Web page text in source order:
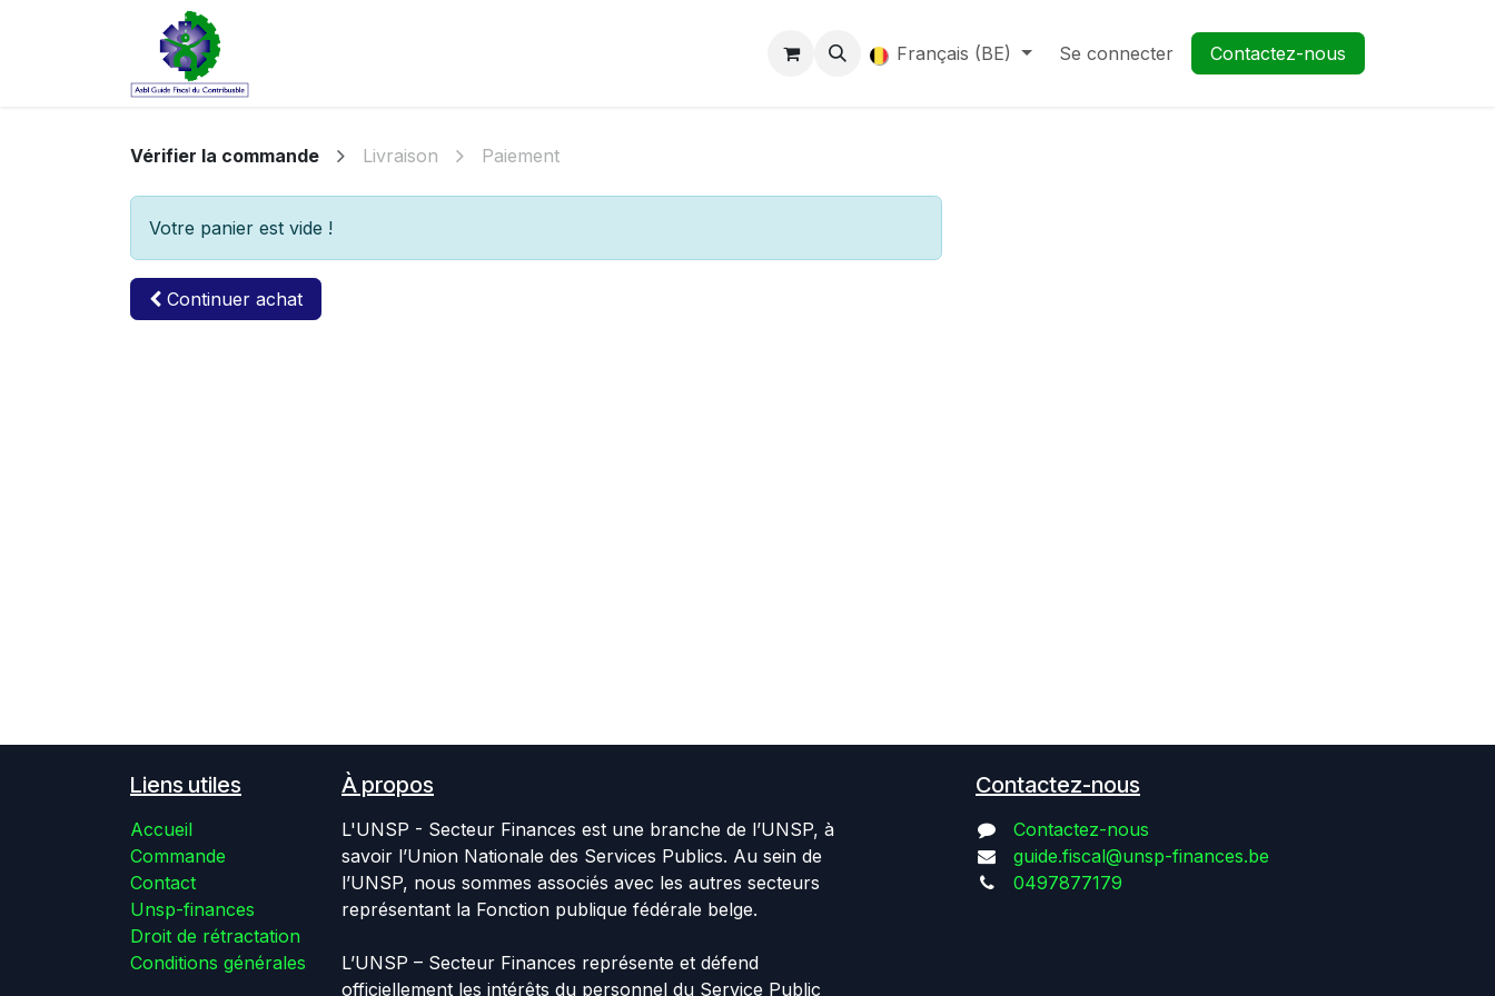
Se rendre au contenu
Français (BE) Se connecter Contactez-nous
Vérifier la commande Livraison Paiement
Votre panier est vide !
Continuer achat
Liens utiles
Accueil
Commande
Contact
Unsp-finances
Droit de rétractation
Conditions générales
À propos
L'UNSP - Secteur Finances est une branche de l’UNSP, à
savoir l’Union Nationale des Services Publics. Au sein de
l’UNSP, nous sommes associés avec les autres secteurs
représentant la Fonction publique fédérale belge.
L’UNSP – Secteur Finances représente et défend
officiellement les intérêts du personnel du Service Public
Contactez-nous
Contactez-nous
guide.fiscal@unsp-finances.be
0497877179